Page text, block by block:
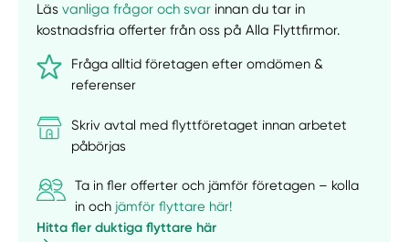
Läsvanliga frågor och svar innan du tar in
kostnadsfria offerter från oss på Alla Flyttfirmor.
Fråga alltid företagen efter omdömen &
referenser
Skriv avtal med flyttföretaget innan arbetet
påbörjas
Ta in fler offerter och jämför företagen – kolla
in och jämför flyttare här!
Hitta fler duktiga flyttare här